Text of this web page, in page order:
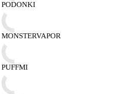
PODONKI
MONSTERVAPOR
PUFFMI